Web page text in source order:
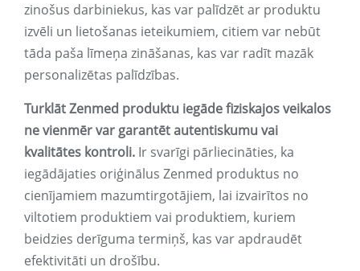
zinošus darbiniekus, kas var palīdzēt ar produktu
izvēli un lietošanas ieteikumiem, citiem var nebūt
tāda paša līmeņa zināšanas, kas var radīt mazāk
personalizētas palīdzības.
Turklāt Zenmed produktu iegāde fiziskajos veikalos
ne vienmēr var garantēt autentiskumu vai
kvalitātes kontroli. Ir svarīgi pārliecināties, ka
iegādājaties oriģinālus Zenmed produktus no
cienījamiem mazumtirgotājiem, lai izvairītos no
viltotiem produktiem vai produktiem, kuriem
beidzies derīguma termiņš, kas var apdraudēt
efektivitāti un drošību.